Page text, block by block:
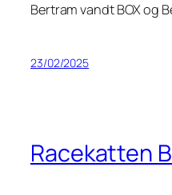
Bertram vandt BOX og
23/02/2025
Racekatten